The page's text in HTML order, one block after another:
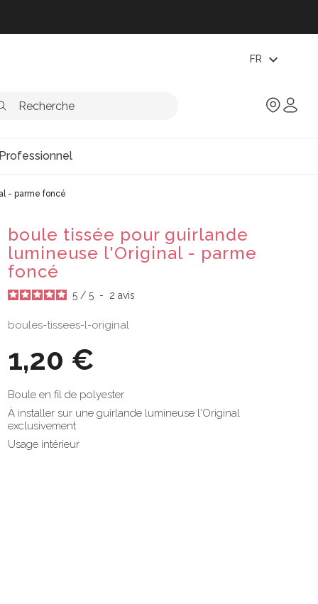
FR expand_more
- parme foncé
boule tissée pour guirlande
lumineuse l'Original - parme
foncé
5 / 5 - 2 avis
boules-tissees-l-original
1,20 €
Boule en fil de polyester
À installer sur une guirlande lumineuse l'Original
exclusivement
Usage intérieur